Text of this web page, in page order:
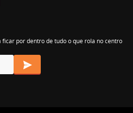
por dentro de tudo o que rola no centro